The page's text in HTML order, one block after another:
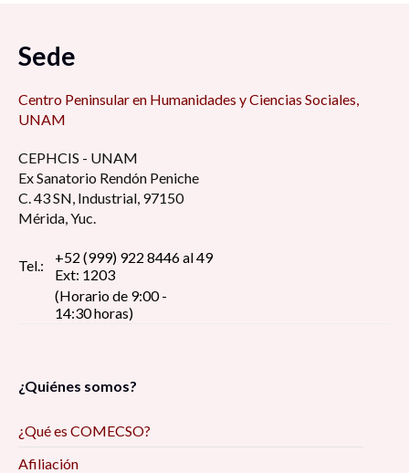
Sede
Centro Peninsular en Humanidades y Ciencias Sociales,
UNAM
CEPHCIS - UNAM
Ex Sanatorio Rendón Peniche
C. 43 SN, Industrial, 97150
Mérida, Yuc.
Tel.:
+52 (999) 922 8446 al 49
Ext: 1203
(Horario de 9:00 -
14:30 horas)
¿Quiénes somos?
¿Qué es COMECSO?
Afiliación